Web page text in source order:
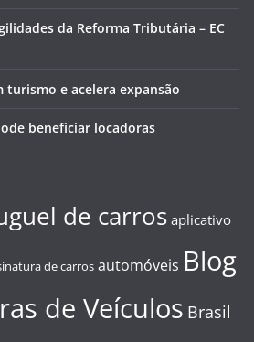
da Reforma Tributária – EC
turismo e acelera expansão
beneficiar locadoras
de carros aplicativo
de carros automóveis Blog
de Veículos Brasil